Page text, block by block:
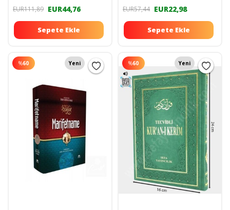
EUR111,89 EUR44,76
Sepete Ekle
EUR57,44 EUR22,98
Sepete Ekle
%60 Yeni %60 Yeni